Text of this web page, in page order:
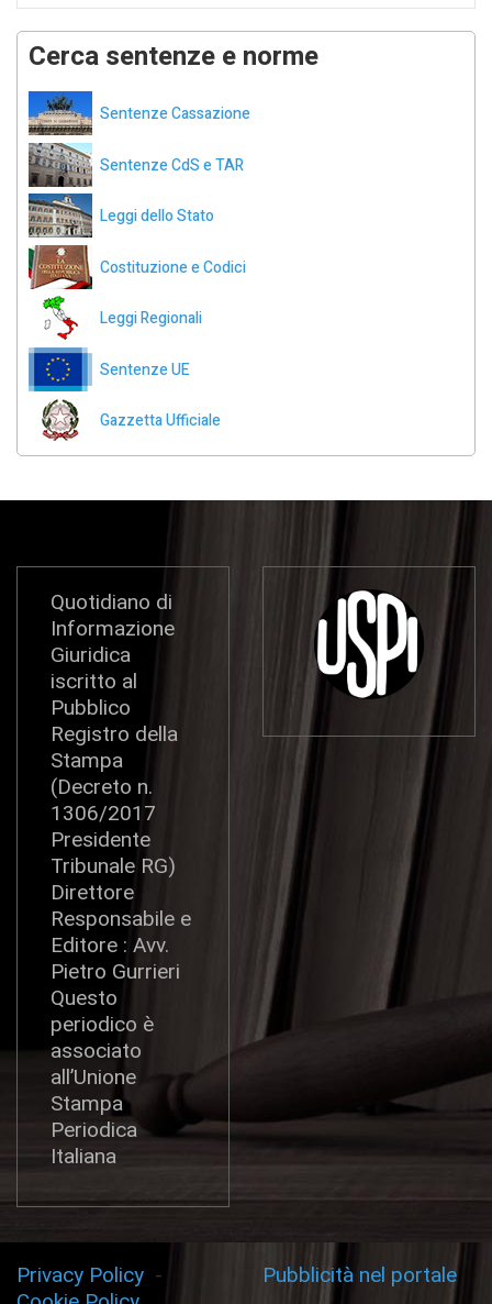
Cerca sentenze e norme
Sentenze Cassazione
Sentenze CdS e TAR
Leggi dello Stato
Costituzione e Codici
Leggi Regionali
Sentenze UE
Gazzetta Ufficiale
Quotidiano di
Informazione
Giuridica
iscritto al
Pubblico
Registro della
Stampa
(Decreto n.
1306/2017
Presidente
Tribunale RG)
Direttore
Responsabile e
Editore : Avv.
Pietro Gurrieri
Questo
periodico è
associato
all’Unione
Stampa
Periodica
Italiana
Privacy Policy -
Pubblicità nel portale